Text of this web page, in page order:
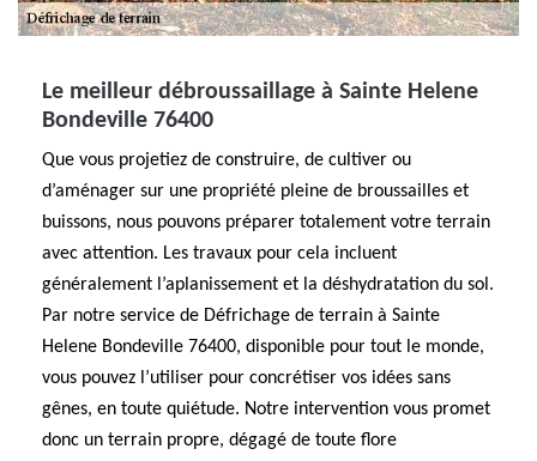
Le meilleur débroussaillage à Sainte Helene
Bondeville 76400
Que vous projetiez de construire, de cultiver ou
d’aménager sur une propriété pleine de broussailles et
buissons, nous pouvons préparer totalement votre terrain
avec attention. Les travaux pour cela incluent
généralement l’aplanissement et la déshydratation du sol.
Par notre service de Défrichage de terrain à Sainte
Helene Bondeville 76400, disponible pour tout le monde,
vous pouvez l’utiliser pour concrétiser vos idées sans
gênes, en toute quiétude. Notre intervention vous promet
donc un terrain propre, dégagé de toute flore